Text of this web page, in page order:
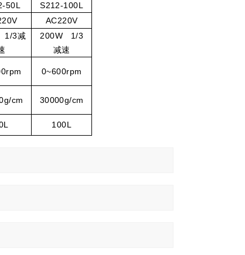
-50L S212-100L
AC220V
1/3减
200W 1/3
减速
0~600rpm
cm 30000g/cm
L 100L